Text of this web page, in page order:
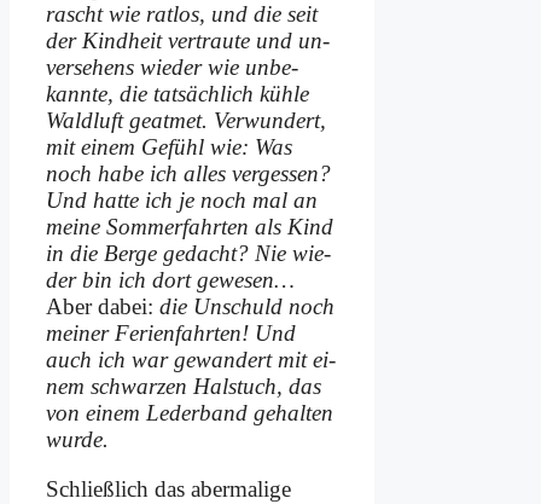
rascht wie rat­los, und die seit
der Kind­heit ver­trau­te und un­
ver­se­hens wie­der wie un­be­
kann­te, die tat­säch­lich küh­le
Wald­luft ge­at­met. Ver­wundert,
mit ei­nem Ge­fühl wie: Was
noch ha­be ich al­les ver­gessen?
Und hat­te ich je noch mal an
mei­ne Som­mer­fahr­ten als Kind
in die Ber­ge ge­dacht? Nie wie­
der bin ich dort ge­we­sen…
Aber da­bei: die Un­schuld noch
mei­ner Fe­ri­en­fahr­ten! Und
auch ich war ge­wan­dert mit ei­
nem schwar­zen Hals­tuch, das
von ei­nem Le­der­band ge­hal­ten
wur­de.
Schließ­lich das aber­ma­li­ge